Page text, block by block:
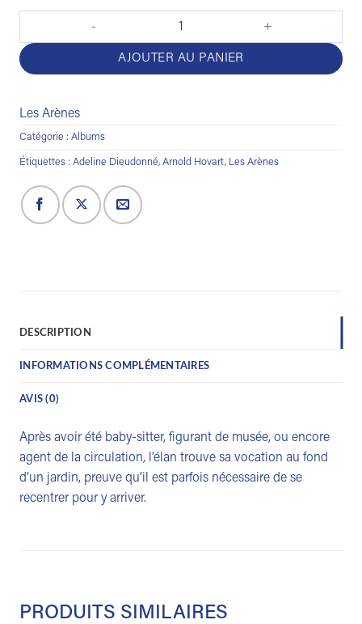
quantité de Un élan de motivation (trucs et astuces pour le
AJOUTER AU PANIER
Les Arènes
Catégorie : Albums
Étiquettes : Adeline Dieudonné, Arnold Hovart, Les Arènes
DESCRIPTION
INFORMATIONS COMPLÉMENTAIRES
AVIS (0)
Après avoir été baby-sitter, figurant de musée, ou encore
agent de la circulation, l’élan trouve sa vocation au fond
d’un jardin, preuve qu’il est parfois nécessaire de se
recentrer pour y arriver.
PRODUITS SIMILAIRES